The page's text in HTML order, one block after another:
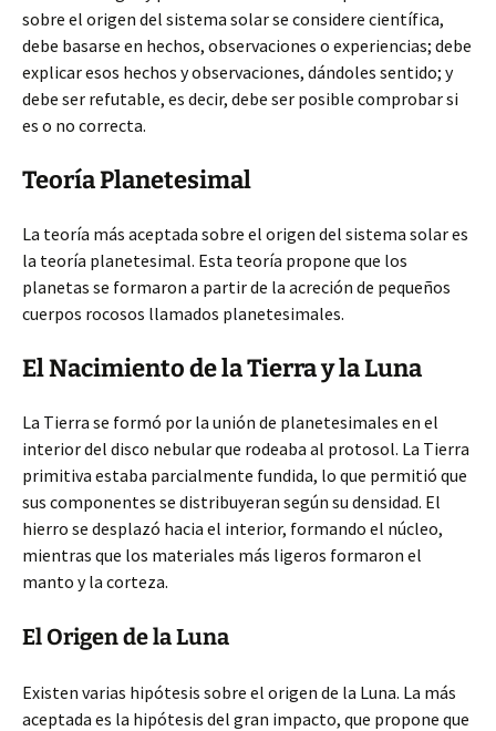
sobre el origen del sistema solar se considere científica,
debe basarse en hechos, observaciones o experiencias; debe
explicar esos hechos y observaciones, dándoles sentido; y
debe ser refutable, es decir, debe ser posible comprobar si
es o no correcta.
Teoría Planetesimal
La teoría más aceptada sobre el origen del sistema solar es
la teoría planetesimal. Esta teoría propone que los
planetas se formaron a partir de la acreción de pequeños
cuerpos rocosos llamados planetesimales.
El Nacimiento de la Tierra y la Luna
La Tierra se formó por la unión de planetesimales en el
interior del disco nebular que rodeaba al protosol. La Tierra
primitiva estaba parcialmente fundida, lo que permitió que
sus componentes se distribuyeran según su densidad. El
hierro se desplazó hacia el interior, formando el núcleo,
mientras que los materiales más ligeros formaron el
manto y la corteza.
El Origen de la Luna
Existen varias hipótesis sobre el origen de la Luna. La más
aceptada es la hipótesis del gran impacto, que propone que